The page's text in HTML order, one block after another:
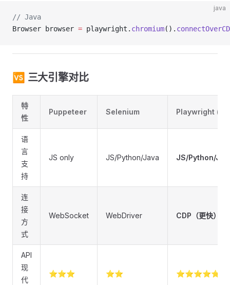
java
// Java
Browser browser = playwright. chromium().
🆚 三大引擎对比
特
性
Puppeteer Selenium Playwright (新)
语
言
支
持
JS only JS/Python/Java JS/Python/
连
接
方
式
WebSocket WebDriver CDP（更快）
API
现
代
⭐⭐⭐ ⭐⭐ ⭐⭐⭐⭐⭐